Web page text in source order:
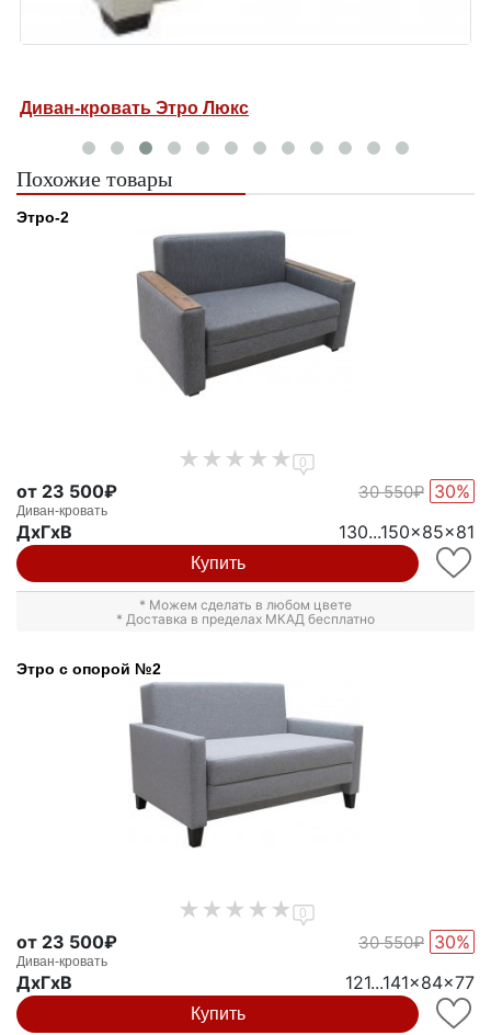
Диван-кровать Этро Люкс
Похожие товары
Этро-2
0
от 23 500₽ 30 550₽ 30%
Диван-кровать
ДxГxВ 130...150x85x81
Купить
* Можем сделать в любом цвете
* Доставка в пределах МКАД бесплатно
Этро с опорой №2
0
от 23 500₽ 30 550₽ 30%
Диван-кровать
ДxГxВ 121...141x84x77
Купить